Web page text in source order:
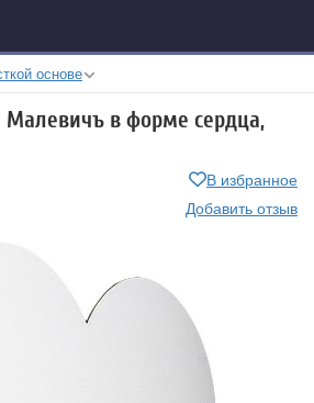
основе
Малевичъ в форме сердца,
В избранное
Добавить отзыв